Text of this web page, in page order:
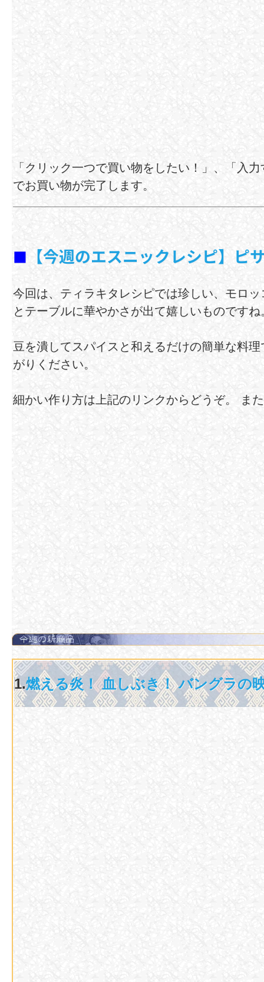
「クリック一つで買い物をしたい！」、「入
でお買い物が完了します。
■ 【今週のエスニックレシピ】ピ
今回は、ティラキタレシピでは珍しい、モロ
とテーブルに華やかさが出て嬉しいものですね
豆を潰してスパイスと和えるだけの簡単な料
がりください。
細かい作り方は上記のリンクからどうぞ。 ま
1.燃える炎！ 血しぶき！ バングラの